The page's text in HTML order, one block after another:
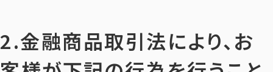
2.金融商品取引法により、お